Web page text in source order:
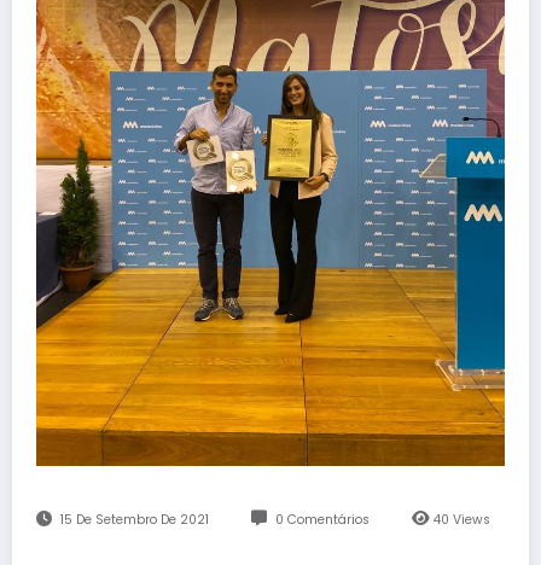
15 De Setembro De 2021 0 Comentários 40Views